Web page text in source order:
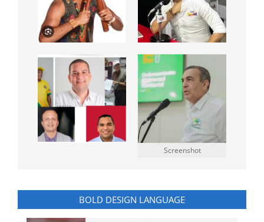
Screenshot
BOLD DESIGN LANGUAGE